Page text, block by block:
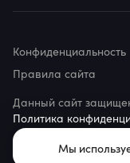
Мы
© 2026 ppc.world
Данный сайт
Политика
Конфиденциальность
Правила сайта